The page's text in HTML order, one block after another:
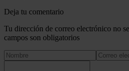
Deja tu comentario
Tu dirección de correo electrónico no
campos son obligatorios